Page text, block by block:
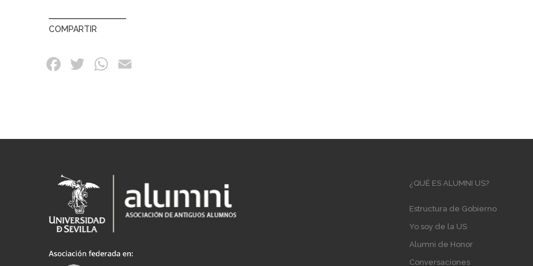
COMPARTIR
Main
¿QUÉ ES ALUMNI US?
Estructura de Gobierno
Yo soy de la US
Alumni de Honor
Conversaciones